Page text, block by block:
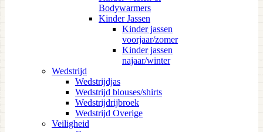
Bodywarmers
Kinder Jassen
Kinder jassen
voorjaar/zomer
Kinder jassen
najaar/winter
Wedstrijd
Wedstrijdjas
Wedstrijd blouses/shirts
Wedstrijdrijbroek
Wedstrijd Overige
Veiligheid